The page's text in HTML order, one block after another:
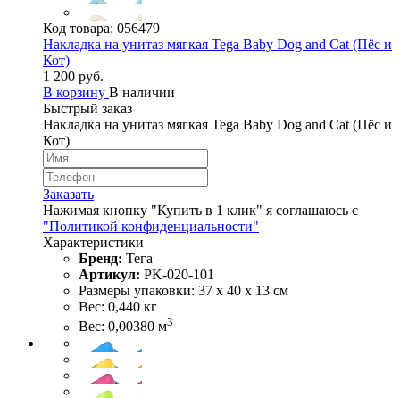
Код товара: 056479
Накладка на унитаз мягкая Tega Baby Dog and Cat (Пёс и
Кот)
1 200 руб.
В корзину В наличии
Быстрый заказ
Накладка на унитаз мягкая Tega Baby Dog and Cat (Пёс и
Кот)
Заказать
Нажимая кнопку "Купить в 1 клик" я соглашаюсь с
"Политикой конфиденциальности"
Характеристики
Бренд: Тега
Артикул: PK-020-101
Размеры упаковки: 37 х 40 х 13 см
Вес: 0,440 кг
Вес: 0,00380 м3